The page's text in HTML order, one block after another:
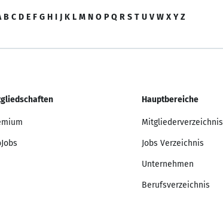
B C D E F G H I J K L M N O P Q R S T U V W X Y Z
Hauptbereiche
Mitgliederverzeichnis
Jobs Verzeichnis
Unternehmen
Berufsverzeichnis